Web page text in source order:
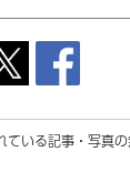
いる記事・写真の